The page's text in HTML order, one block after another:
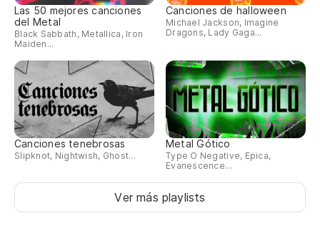
Las 50 mejores canciones
del Metal
Black Sabbath, Metallica, Iron
Maiden...
Canciones de halloween
Michael Jackson, Imagine
Dragons, Lady Gaga...
Canciones tenebrosas
Slipknot, Nightwish, Ghost...
Metal Gótico
Type O Negative, Epica,
Evanescence...
Ver más playlists